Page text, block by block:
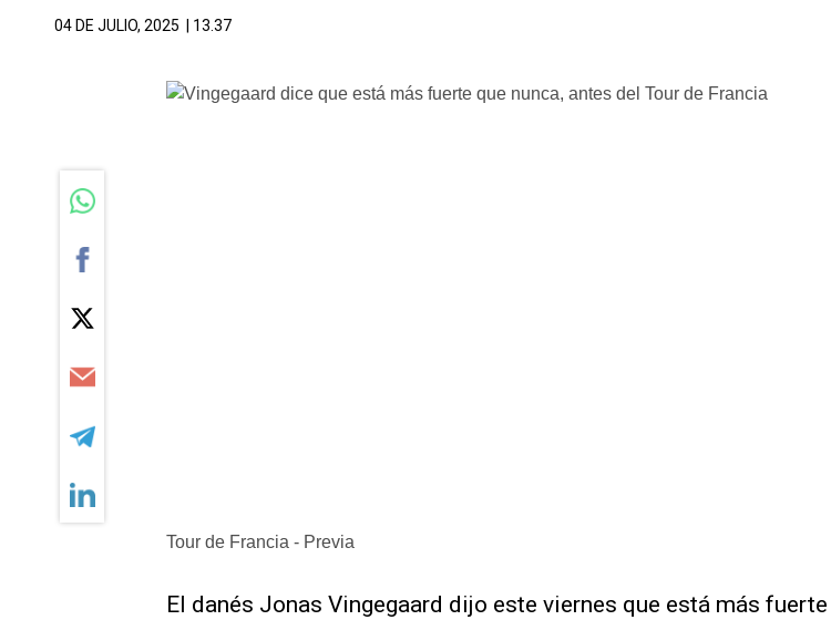
04 DE JULIO, 2025 | 13.37
Tour de Francia - Previa
El danés Jonas Vingegaard dijo este viernes que está más fuerte